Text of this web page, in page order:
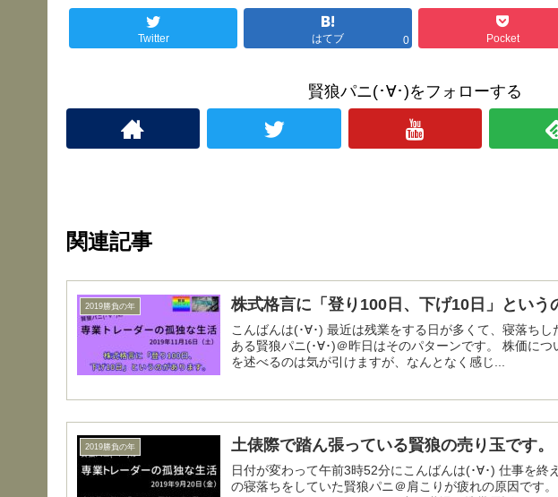
Twitter はてブ 0 Pocket
賢狼パニ(･∀･)をフォローする
関連記事
2019勝負の年 株式格言に「登り100日、下げ10日」という
こんばんは(･∀･) 最近は残業をする日が多くて、寝落ちしたまま午前7時に目が覚めることも
ある賢狼パニ(･∀･)＠昨日はそのパターンです。 株価に
を述べるのは気が引けますが、なんとなく感じ...
2019勝負の年 土俵際で踏ん張っている賢狼の売り玉です。
日付が変わって午前3時52分にこんばんは(･∀･) 仕事を終えて帰宅してから、布団の上で安定
の寝落ちをしていた賢狼パニ＠肩こりが疲れの原因です